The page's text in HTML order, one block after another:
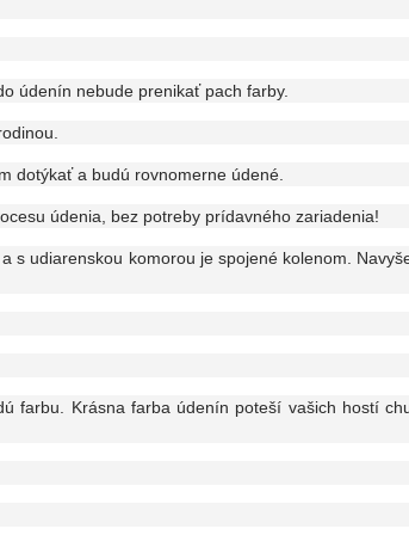
údenín nebude prenikať pach farby.
dotýkať a budú rovnomerne údené.
údenia, bez potreby prídavného zariadenia!
udiarenskou komorou je spojené kolenom.
farbu. Krásna farba údenín poteší vašich hostí